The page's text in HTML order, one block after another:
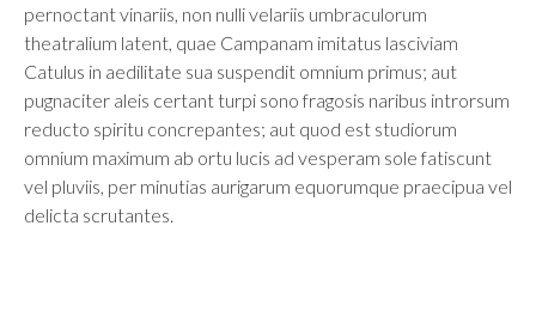
pernoctant vinariis, non nulli velariis umbraculorum
theatralium latent, quae Campanam imitatus lasciviam
Catulus in aedilitate sua suspendit omnium primus; aut
pugnaciter aleis certant turpi sono fragosis naribus introrsum
reducto spiritu concrepantes; aut quod est studiorum
omnium maximum ab ortu lucis ad vesperam sole fatiscunt
vel pluviis, per minutias aurigarum equorumque praecipua vel
delicta scrutantes.